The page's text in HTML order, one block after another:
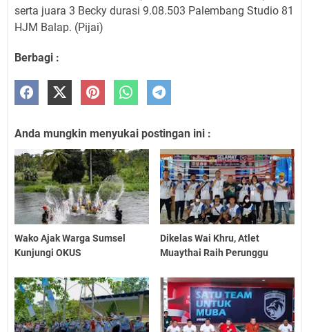
serta juara 3 Becky durasi 9.08.503 Palembang Studio 81
HJM Balap. (Pijai)
Berbagi :
Anda mungkin menyukai postingan ini :
Wako Ajak Warga Sumsel
Kunjungi OKUS
Dikelas Wai Khru, Atlet
Muaythai Raih Perunggu